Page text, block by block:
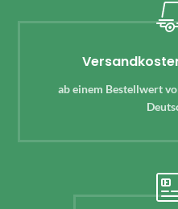
ab einem Bestellwert